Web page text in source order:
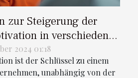
zur Steigerung der
in verschiedenen
Branchen
2024 01:18
ist der Schlüssel zu einem
unabhängig von der